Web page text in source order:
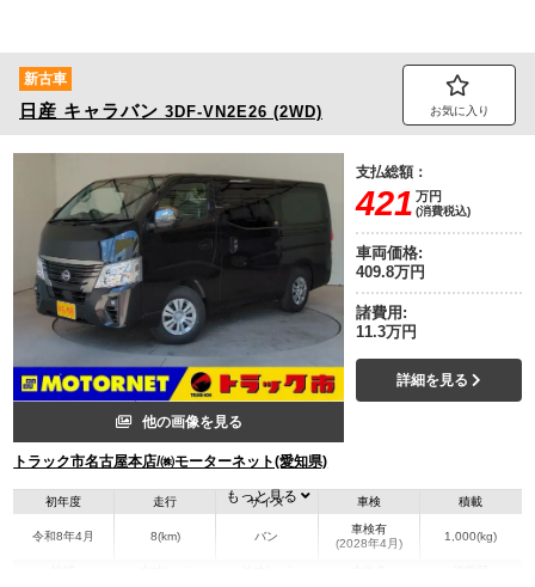
新古車
日産 キャラバン 3DF-VN2E26 (2WD) お気に入り
他の画像を見る
トラック市名古屋本店/㈱モーターネット(愛知県)
支払総額：
421 万円
(消費税込)
車両価格:
409.8万円
諸費用:
11.3万円
詳細を見る
初年度
令和8年4月
走行
8(km)
サイズ
バン
車検
車検有
(2028年4月)
積載
1,000(kg)
もっと見る